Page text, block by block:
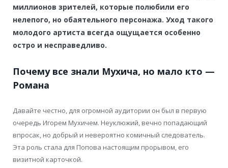
миллионов зрителей, которые полюбили его
нелепого, но обаятельного персонажа. Уход такого
молодого артиста всегда ощущается особенно
остро и несправедливо.
Почему все знали Мухича, но мало кто —
Романа
Давайте честно, для огромной аудитории он был в первую
очередь Игорем Мухичем. Неуклюжий, вечно попадающий
впросак, но добрый и невероятно комичный следователь.
Эта роль стала для Попова настоящим прорывом, его
визитной карточкой.